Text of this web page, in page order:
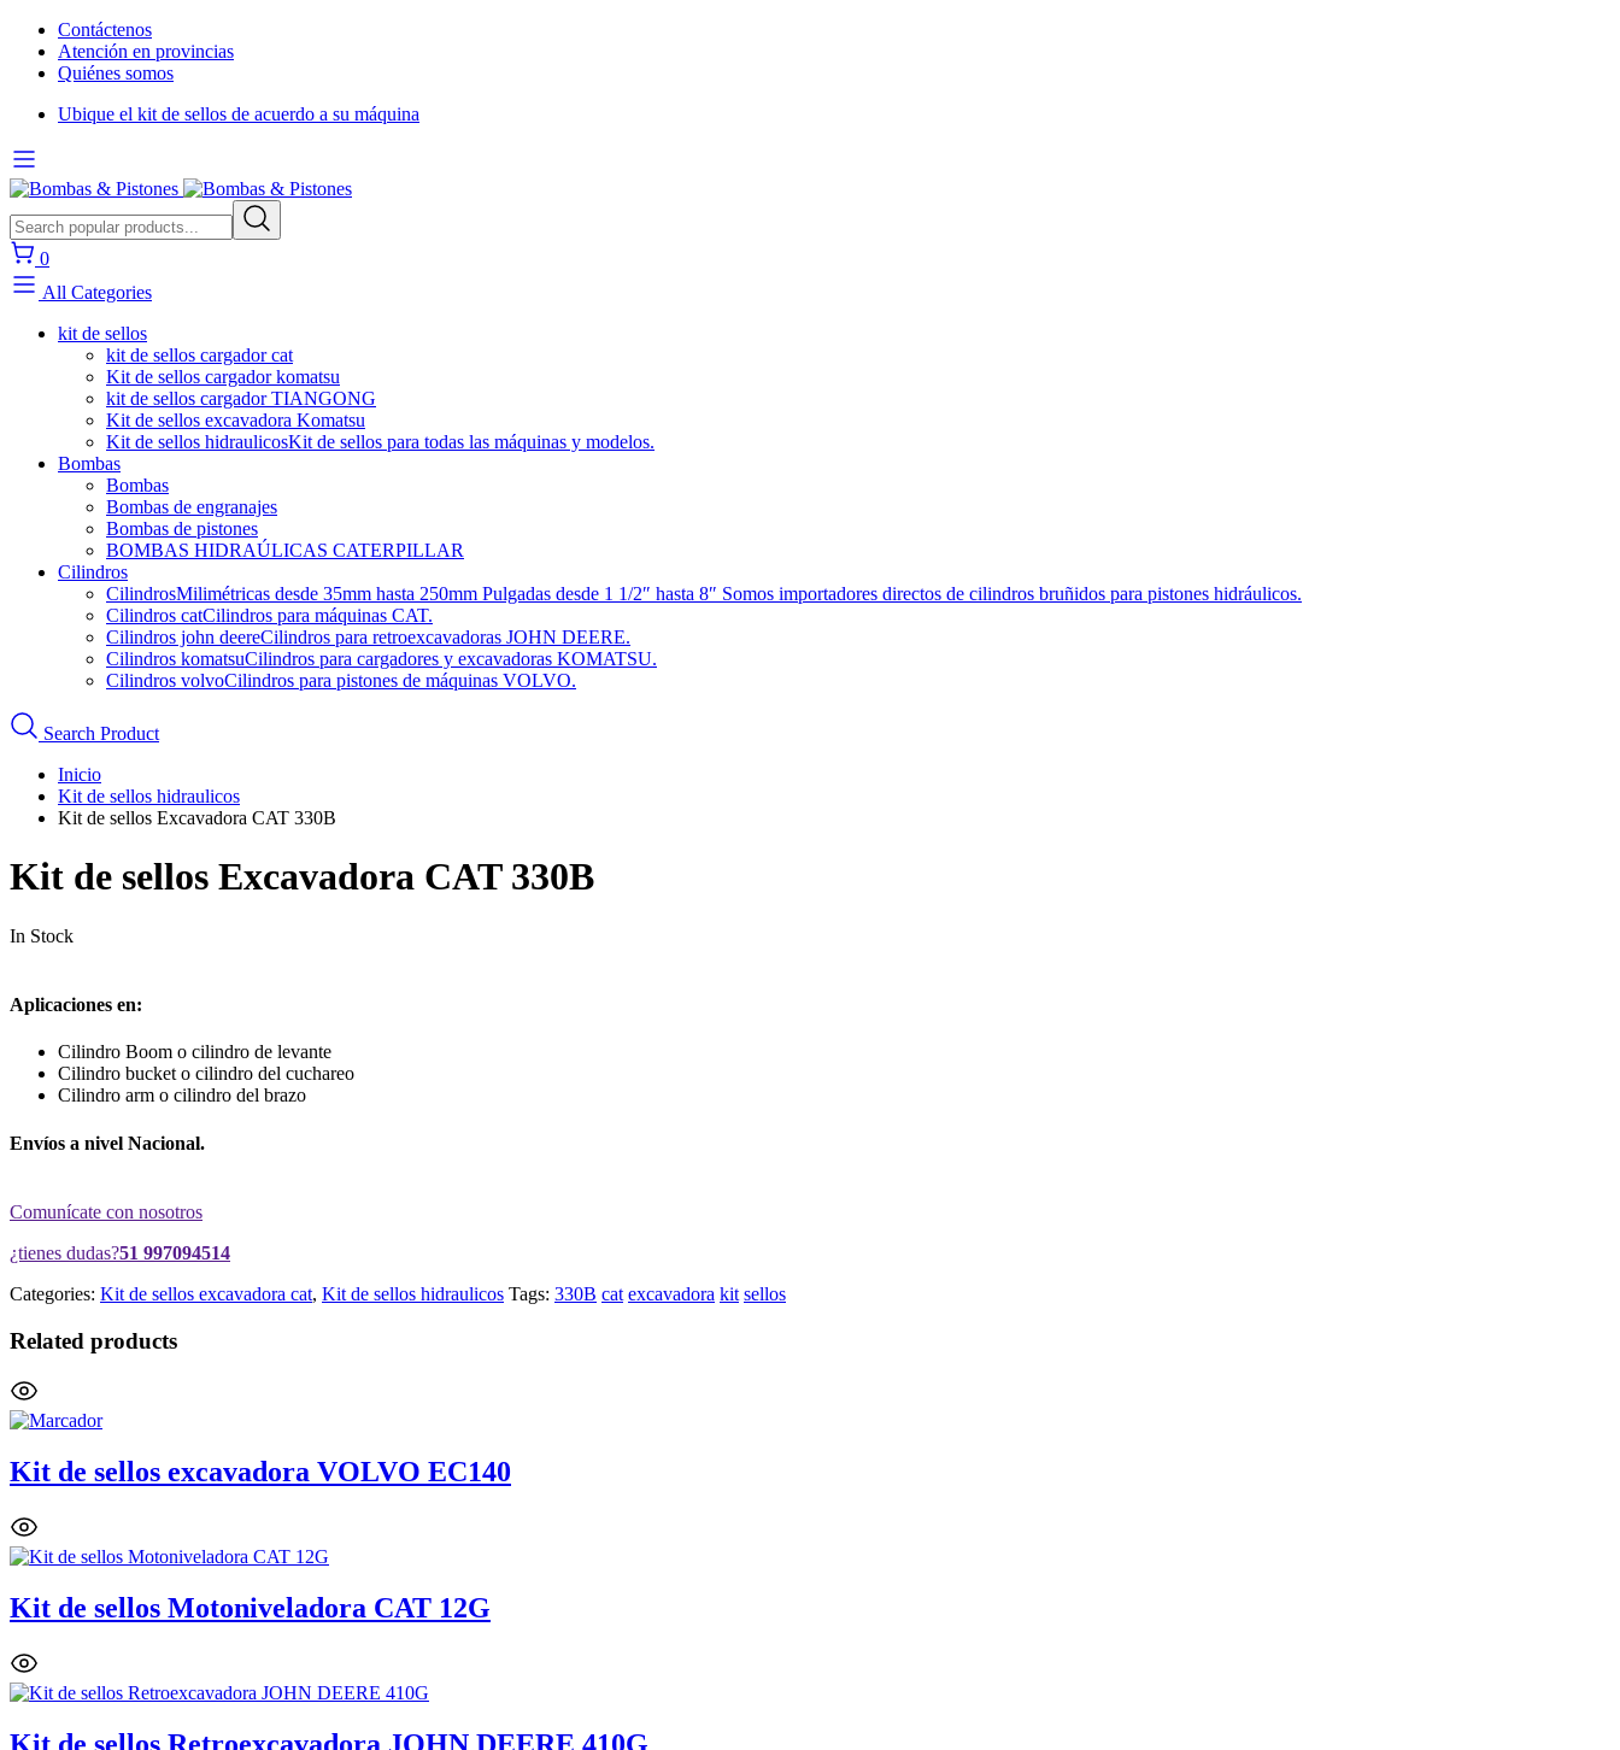
Contáctenos
Atención en provincias
Quiénes somos
Ubique el kit de sellos de acuerdo a su máquina
0
All Categories
kit de sellos
kit de sellos cargador cat
Kit de sellos cargador komatsu
kit de sellos cargador TIANGONG
Kit de sellos excavadora Komatsu
Kit de sellos hidraulicosKit de sellos para todas las máquinas y modelos.
Bombas
Bombas
Bombas de engranajes
Bombas de pistones
BOMBAS HIDRAÚLICAS CATERPILLAR
Cilindros
CilindrosMilimétricas desde 35mm hasta 250mm Pulgadas desde 1 1/2″ hasta 8″ Somos importadores directos de cilindros bruñidos para pistones hidráulicos.
Cilindros catCilindros para máquinas CAT.
Cilindros john deereCilindros para retroexcavadoras JOHN DEERE.
Cilindros komatsuCilindros para cargadores y excavadoras KOMATSU.
Cilindros volvoCilindros para pistones de máquinas VOLVO.
Search Product
Inicio
Kit de sellos hidraulicos
Kit de sellos Excavadora CAT 330B
Kit de sellos Excavadora CAT 330B
In Stock
Aplicaciones en:
Cilindro Boom o cilindro de levante
Cilindro bucket o cilindro del cuchareo
Cilindro arm o cilindro del brazo
Envíos a nivel Nacional.
Comunícate con nosotros
¿tienes dudas?51 997094514
Categories: Kit de sellos excavadora cat, Kit de sellos hidraulicos Tags: 330B cat excavadora kit sellos
Related products
Kit de sellos excavadora VOLVO EC140
Kit de sellos Motoniveladora CAT 12G